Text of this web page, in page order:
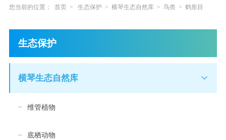
您当前的位置： 首页 > 生态保护 > 横琴生态自然库 > 鸟类 > 鹤形目
生态保护
横琴生态自然库
维管植物
底栖动物